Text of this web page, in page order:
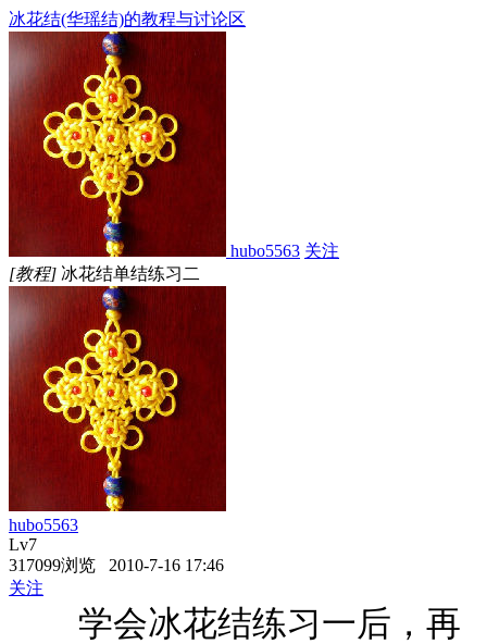
冰花结(华瑶结)的教程与讨论区
hubo5563 关注
[教程] 冰花结单结练习二
hubo5563
Lv7
317099浏览 2010-7-16 17:46
关注
学会冰花结练习一后，再